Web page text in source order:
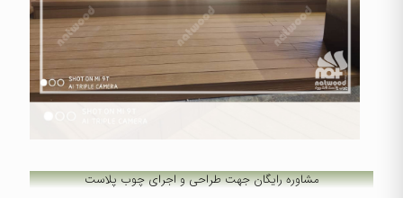
مشاوره رایگان جهت طراحی و اجرایچوب پلاست